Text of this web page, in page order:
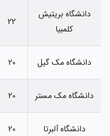
دانشگاه بریتیش
کلمبیا
22
دانشگاه مک گیل 20
دانشگاه مک مستر 20
دانشگاه آلبرتا 20